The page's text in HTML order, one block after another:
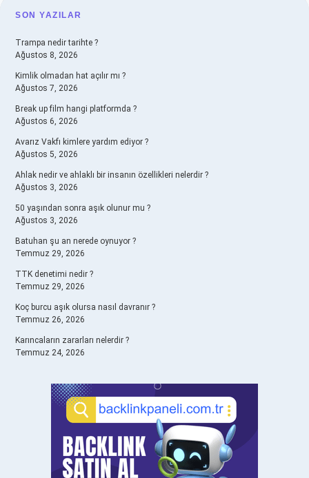
SIDEBAR
SON YAZILAR
Trampa nedir tarihte ?
Ağustos 8, 2026
Kimlik olmadan hat açılır mı ?
Ağustos 7, 2026
Break up film hangi platformda ?
Ağustos 6, 2026
Avarız Vakfı kimlere yardım ediyor ?
Ağustos 5, 2026
Ahlak nedir ve ahlaklı bir insanın özellikleri nelerdir ?
Ağustos 3, 2026
50 yaşından sonra aşık olunur mu ?
Ağustos 3, 2026
Batuhan şu an nerede oynuyor ?
Temmuz 29, 2026
TTK denetimi nedir ?
Temmuz 29, 2026
Koç burcu aşık olursa nasıl davranır ?
Temmuz 26, 2026
Karıncaların zararları nelerdir ?
Temmuz 24, 2026